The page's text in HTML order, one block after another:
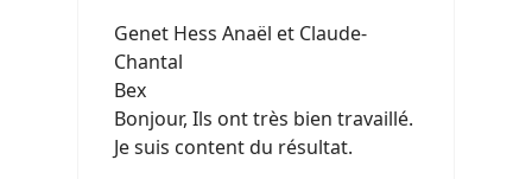
Genet Hess Anaël et Claude-
Chantal
Bex
Bonjour, Ils ont très bien travaillé.
Je suis content du résultat.